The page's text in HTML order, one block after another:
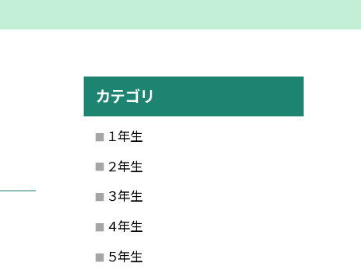
カテゴリ
１年生
２年生
３年生
４年生
５年生